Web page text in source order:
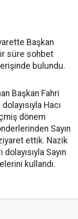
Başkan
süre sohbet
bulundu.
Başkan Fahri
Hacı
dönem
Sayın
ettik. Nazik
Sayın
kullandı.